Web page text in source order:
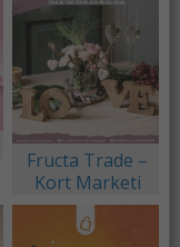
Fructa Trade –
Kort Marketi